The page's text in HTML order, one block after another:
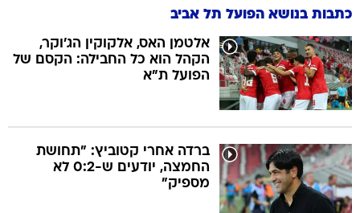
כתבות בנושא הפועל תל אביב
אלטמן האס, אלקוקין הג'וקר,
הקהל הוא כל החבילה: הקסם של
הפועל ת"א
ברדה אחרי קטוביץ: "תחושת
החמצה, יודעים ש-0:2 לא
מספיק"